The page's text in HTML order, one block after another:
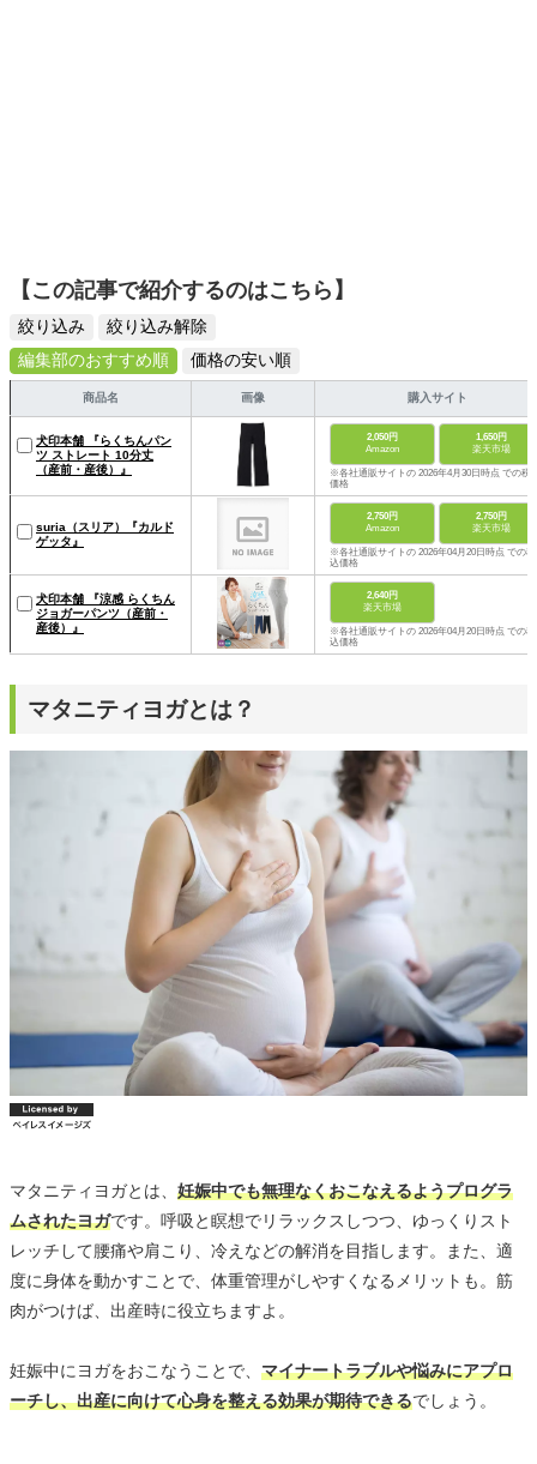
【この記事で紹介するのはこちら】
絞り込み
絞り込み解除
編集部のおすすめ順
価格の安い順
商品名 画像 購入サイト
犬印本舗 『らくちんパン
ツ ストレート 10分丈
（産前・産後）』
2,050円
Amazon
1,650円
楽天市場
※各社通販サイトの 2026年4月30日時点 での税
価格
suria（スリア）『カルド
ゲッタ』
2,750円
Amazon
2,750円
楽天市場
※各社通販サイトの 2026年04月20日時点 での税
込価格
犬印本舗 『涼感 らくちん
ジョガーパンツ（産前・
産後）』
2,640円
楽天市場
※各社通販サイトの 2026年04月20日時点 での税
込価格
マタニティヨガとは？
マタニティヨガとは、 妊娠中でも無理なくおこなえるようプログラ
ムされたヨガです。呼吸と瞑想でリラックスしつつ、ゆっくりスト
レッチして腰痛や肩こり、冷えなどの解消を目指します。また、適
度に身体を動かすことで、体重管理がしやすくなるメリットも。筋
肉がつけば、出産時に役立ちますよ。
妊娠中にヨガをおこなうことで、 マイナートラブルや悩みにアプロ
ーチし、出産に向けて心身を整える効果が期待できるでしょう。